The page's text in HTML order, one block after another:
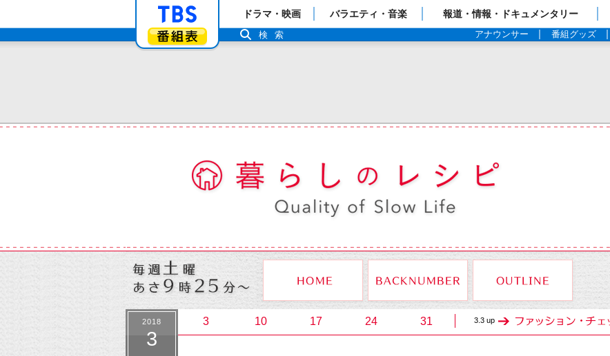
「TBSテレビ」トップページ
番組表
ドラマ・映画 バラエティ・音楽 報道・情報・ドキュメンタリー
アナウンサー 番組グッズ
検索
2018
3
3 10 17 24 31 3.3 up